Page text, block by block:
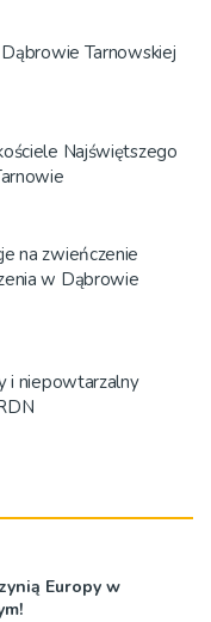
Tarnowskiej
Najświętszego
na zwieńczenie
w Dąbrowie
i niepowtarzalny
Europy w